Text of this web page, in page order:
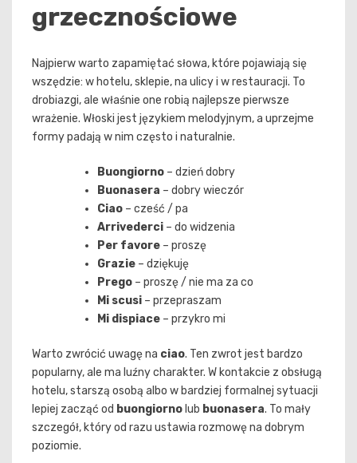
grzecznościowe
Najpierw warto zapamiętać słowa, które pojawiają się
wszędzie: w hotelu, sklepie, na ulicy i w restauracji. To
drobiazgi, ale właśnie one robią najlepsze pierwsze
wrażenie. Włoski jest językiem melodyjnym, a uprzejme
formy padają w nim często i naturalnie.
Buongiorno – dzień dobry
Buonasera – dobry wieczór
Ciao – cześć / pa
Arrivederci – do widzenia
Per favore – proszę
Grazie – dziękuję
Prego – proszę / nie ma za co
Mi scusi – przepraszam
Mi dispiace – przykro mi
Warto zwrócić uwagę na ciao. Ten zwrot jest bardzo
popularny, ale ma luźny charakter. W kontakcie z obsługą
hotelu, starszą osobą albo w bardziej formalnej sytuacji
lepiej zacząć od buongiorno lub buonasera. To mały
szczegół, który od razu ustawia rozmowę na dobrym
poziomie.